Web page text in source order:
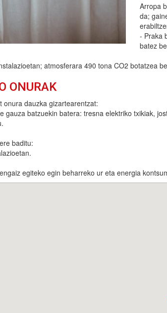
Arropa
da;
- Praka
batez
atmosferara 490 tona CO2 botatzea
ONURAK
onura dauzka gizartearentzat:
batzuekin batera: tresna elektriko txikiak,
baditu:
egiteko egin beharreko ur eta energia